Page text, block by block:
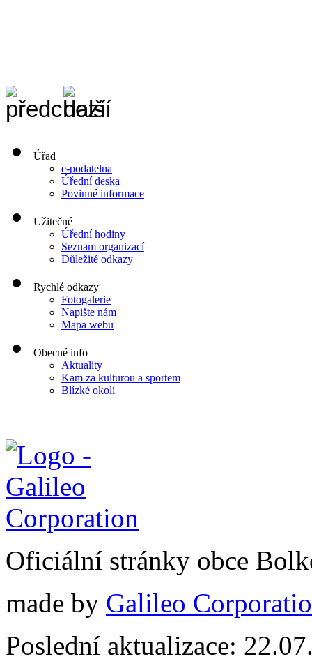
Úřad
e-podatelna
Úřední deska
Povinné informace
Užitečné
Úřední hodiny
Seznam organizací
Důležité odkazy
Rychlé odkazy
Fotogalerie
Napište nám
Mapa webu
Obecné info
Aktuality
Kam za kulturou a sportem
Blízké okolí
Oficiální stránky obce
made by Galileo
Poslední aktualizace: